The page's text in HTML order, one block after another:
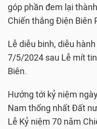
góp phần đem lại
Chiến thắng Điện Biên
Lễ diễu binh, diễu
7/5/2024 sau Lễ mít
Biên.
Hướng tới kỷ niệm
Nam thống nhất Đất
Lễ Kỷ niệm 70 năm